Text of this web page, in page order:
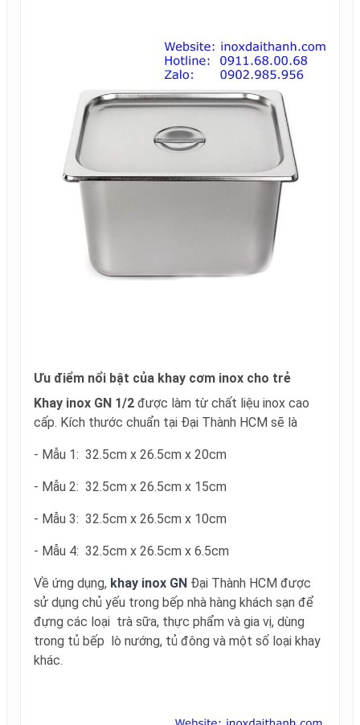
Ưu điểm nổi bật của khay cơm inox cho trẻ
Khay inox GN 1/2 được làm từ chất liệu inox cao
cấp. Kích thước chuẩn tại Đại Thành HCM sẽ là
- Mẫu 1: 32.5cm x 26.5cm x 20cm
- Mẫu 2: 32.5cm x 26.5cm x 15cm
- Mẫu 3: 32.5cm x 26.5cm x 10cm
- Mẫu 4: 32.5cm x 26.5cm x 6.5cm
Về ứng dụng, khay inox GN Đại Thành HCM được
sử dụng chủ yếu trong bếp nhà hàng khách sạn để
đựng các loại trà sữa, thực phẩm và gia vị, dùng
trong tủ bếp lò nướng, tủ đông và một số loại khay
khác.